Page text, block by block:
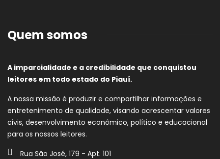
Quem somos
A imparcialidade e a credibilidade que conquistou
leitores em todo estado do Piauí.
A nossa missão é produzir e compartilhar informações e
entretenimento de qualidade, visando acrescentar valores
civis, desenvolvimento econômico, político e educacional
para os nossos leitores.
Rua São José, 179 - Apt. 101